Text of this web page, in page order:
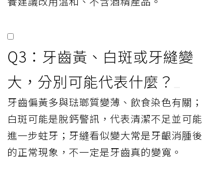
Q3：牙齒黃、白斑或牙縫變
大，分別可能代表什麼？
牙齒偏黃多與琺瑯質變薄、飲食染色有關；
白斑可能是脫鈣警訊，代表清潔不足並可能
進一步蛀牙；牙縫看似變大常是牙齦消腫後
的正常現象，不一定是牙齒真的變寬。